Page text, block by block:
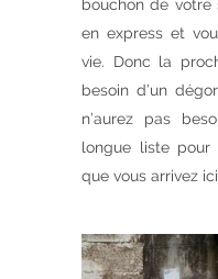
bouchon de votre
en express et
vie. Donc la
besoin d’un
n’aurez pas
longue liste pour
que vous arrivez